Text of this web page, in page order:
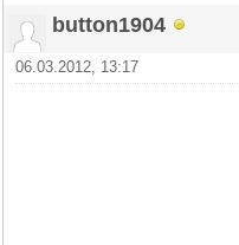
button1904
06.03.2012, 13:17